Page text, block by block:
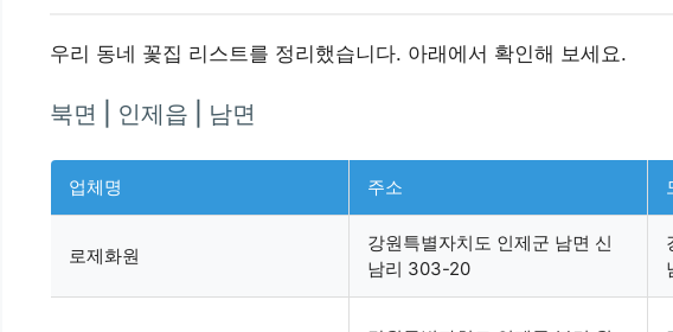
우리 동네 꽃집 리스트를 정리했습니다. 아래에서 확인해 보세요.
북면 | 인제읍 | 남면
업체명 주소
로제화원
강원특별자치도 인제군 남면 신
남리 303-20